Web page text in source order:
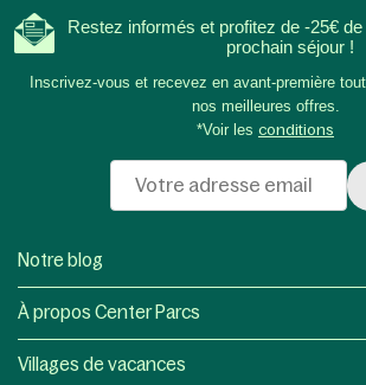
Restez informés et profitez de -25€
prochain séjour !
Inscrivez-vous et recevez en avant-première
nos meilleures offres.
*Voir les conditions
Notre blog
À propos Center Parcs
Villages de vacances